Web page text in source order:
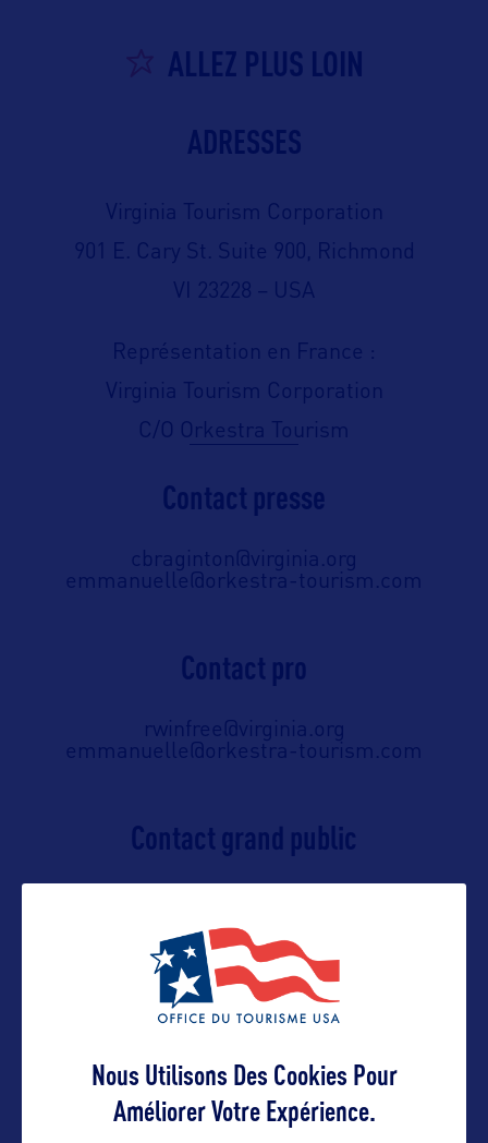
ALLEZ PLUS LOIN
ADRESSES
Virginia Tourism Corporation
901 E. Cary St. Suite 900, Richmond
VI 23228 – USA
Représentation en France :
Virginia Tourism Corporation
C/O Orkestra Tourism
Contact presse
cbraginton@virginia.org
emmanuelle@orkestra-tourism.com
Contact pro
rwinfree@virginia.org
emmanuelle@orkestra-tourism.com
Contact grand public
emmanuelle@orkestra-tourism.com
Suivre
Nous Utilisons Des Cookies Pour
Améliorer Votre Expérience.